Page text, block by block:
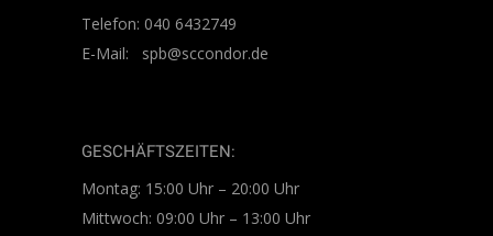
Telefon: 040 6432749
E-Mail: spb@sccondor.de
GESCHÄFTSZEITEN:
Montag: 15:00 Uhr – 20:00 Uhr
Mittwoch: 09:00 Uhr – 13:00 Uhr